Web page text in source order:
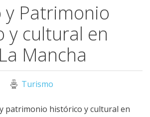
y Patrimonio
y cultural en
Mancha
Turismo
patrimonio histórico y cultural en